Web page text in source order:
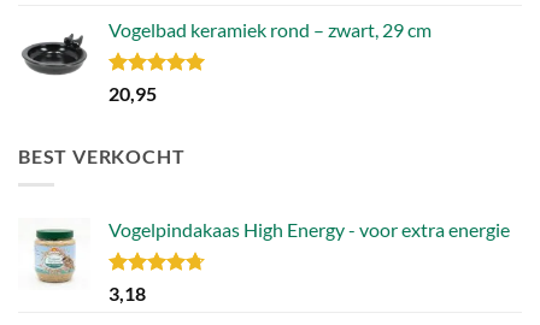
Vogelbad keramiek rond – zwart, 29 cm
Gewaardeerd
5.00
20,95
BEST VERKOCHT
Vogelpindakaas High Energy - voor extra energie
Gewaardeerd
4.70
3,18